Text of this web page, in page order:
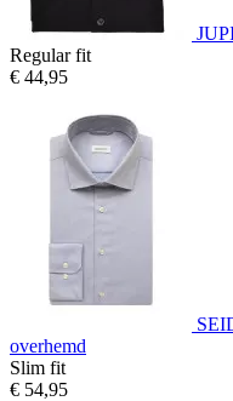
Regular fit
€ 44,95
overhemd
Slim fit
€ 54,95